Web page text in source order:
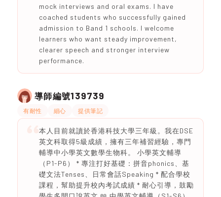
mock interviews and oral exams. I have
coached students who successfully gained
admission to Band 1 schools. I welcome
learners who want steady improvement,
clearer speech and stronger interview
performance.
導師編號139739
有耐性 細心 提供筆記
本人目前就讀於香港科技大學三年級。我在DSE
英文科取得5級成績，擁有三年補習經驗，專門
輔導中小學英文數學生物科。 小學英文輔導
（P1-P6） * 專注打好基礎：拼音phonics、基
礎文法Tenses、日常會話Speaking * 配合學校
課程，幫助提升校內考試成績 * 耐心引導，鼓勵